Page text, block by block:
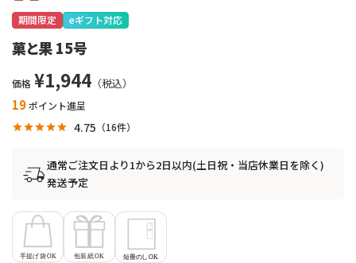
期間限定 eギフト対応
菓と果 15号
価格 ¥1,944
19ポイント進呈
4.75 16
通常ご注文日より1から2日以内(土日祝・当店休業日を除く)
発送予定